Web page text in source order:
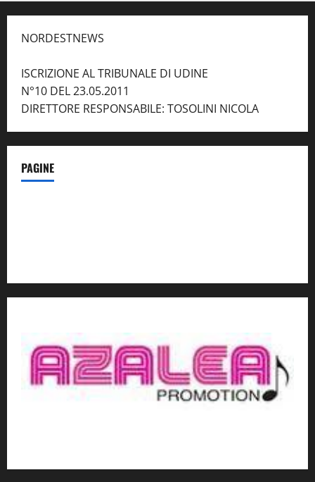
NORDESTNEWS
ISCRIZIONE AL TRIBUNALE DI UDINE
N°10 DEL 23.05.2011
DIRETTORE RESPONSABILE: TOSOLINI NICOLA
PAGINE